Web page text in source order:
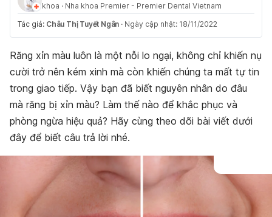
khoa · Nha khoa Premier - Premier Dental Vietnam
Tác giả: Châu Thị Tuyết Ngân · Ngày cập nhật: 18/11/2022
Răng xỉn màu luôn là một nỗi lo ngại, không chỉ khiến nụ
cười trở nên kém xinh mà còn khiến chúng ta mất tự tin
trong giao tiếp. Vậy bạn đã biết nguyên nhân do đâu
mà răng bị xỉn màu? Làm thế nào để khắc phục và
phòng ngừa hiệu quả? Hãy cùng theo dõi bài viết dưới
đây để biết câu trả lời nhé.